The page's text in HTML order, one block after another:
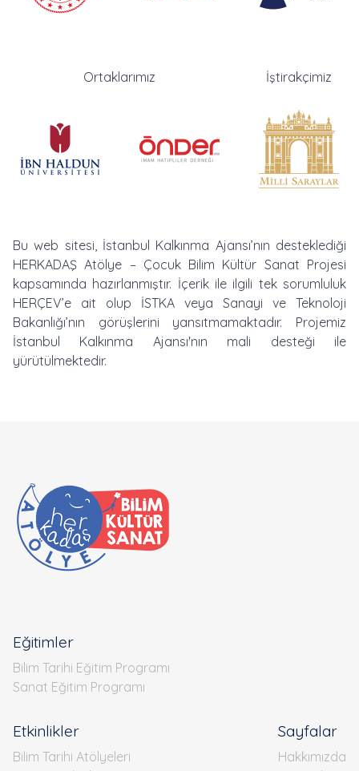
Ortaklarımız İştirakçimiz
Bu web sitesi, İstanbul Kalkınma Ajansı’nın desteklediği
HERKADAŞ Atölye – Çocuk Bilim Kültür Sanat Projesi
kapsamında hazırlanmıştır. İçerik ile ilgili tek sorumluluk
HERÇEV’e ait olup İSTKA veya Sanayi ve Teknoloji
Bakanlığı’nın görüşlerini yansıtmamaktadır. Projemiz
İstanbul Kalkınma Ajansı'nın mali desteği ile
yürütülmektedir.
Eğitimler
Bilim Tarihi Eğitim Programı
Sanat Eğitim Programı
Etkinlikler
Bilim Tarihi Atölyeleri
Sayfalar
Hakkımızda